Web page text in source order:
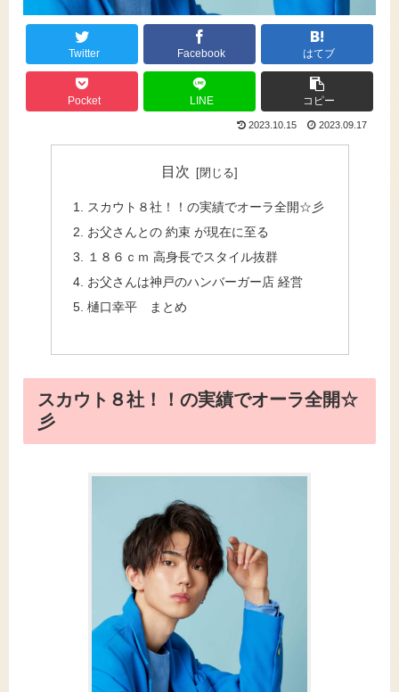
Twitter Facebook はてブ
Pocket LINE コピー
2023.10.15 2023.09.17
目次
スカウト８社！！の実績でオーラ全開☆彡
お父さんとの 約束 が現在に至る
１８６ｃｍ 高身長でスタイル抜群
お父さんは神戸のハンバーガー店 経営
樋口幸平 まとめ
スカウト８社！！の実績でオーラ全開☆
彡